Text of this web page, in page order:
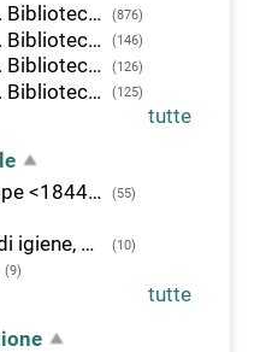
Università Pavia. Biblioteca di Area Medica "Adolfo Ferrata"
(876)
Università Pavia. Biblioteca della Scienza e della Tecnica (146)
Università Pavia. Biblioteca di Studi Umanistici (126)
Università Pavia. Biblioteca di Giurisprudenza (125)
tutte
Sormani, Giuseppe <1844-1924>
(55)
Società italiana di igiene, medicina preventiva e sanità pubblica (10)
(9)
tutte